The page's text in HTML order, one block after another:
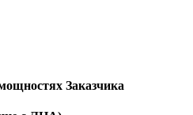
Заказчика